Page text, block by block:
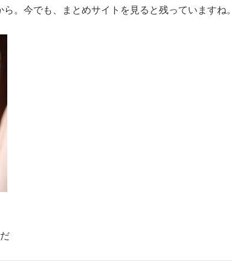
。今でも、まとめサイトを見ると残っていますね。